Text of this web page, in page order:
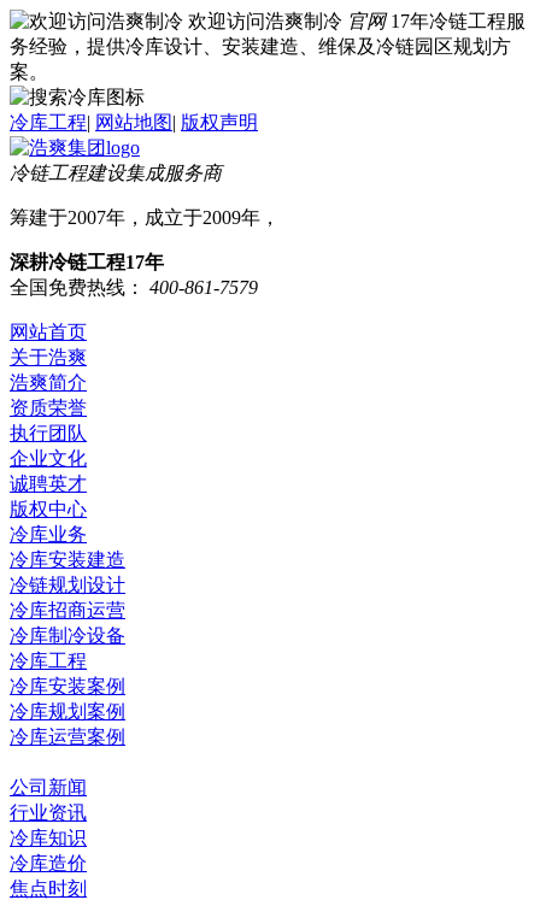
欢迎访问浩爽制冷 官网 17年冷链工程服
务经验，提供冷库设计、安装建造、维保及冷链园区规划方
案。
冷库工程| 网站地图| 版权声明
冷链工程建设集成服务商
筹建于2007年，成立于2009年，
深耕冷链工程17年
全国免费热线：
400-861-7579
网站首页
关于浩爽
浩爽简介
资质荣誉
执行团队
企业文化
诚聘英才
版权中心
冷库业务
冷库安装建造
冷链规划设计
冷库招商运营
冷库制冷设备
冷库工程
冷库安装案例
冷库规划案例
冷库运营案例
公司新闻
行业资讯
冷库知识
冷库造价
焦点时刻